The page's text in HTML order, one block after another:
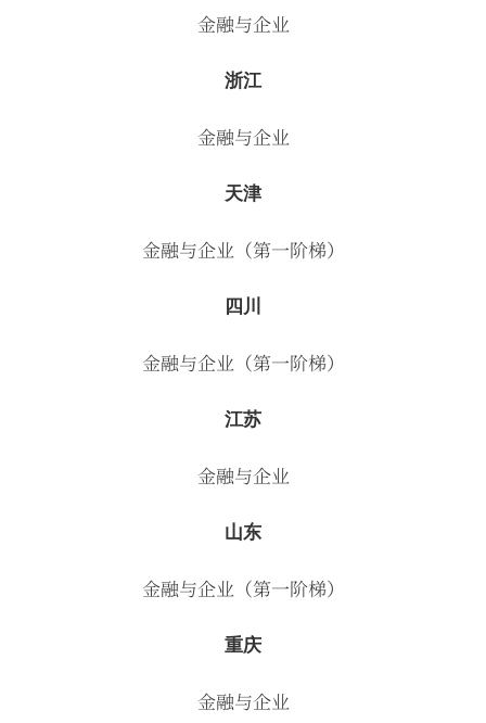
金融与企业
浙江
金融与企业
天津
金融与企业（第一阶梯）
四川
金融与企业（第一阶梯）
江苏
金融与企业
山东
金融与企业（第一阶梯）
重庆
金融与企业